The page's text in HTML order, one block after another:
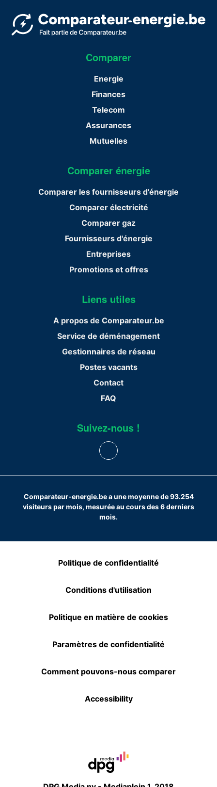
Comparer
Energie
Finances
Telecom
Assurances
Mutuelles
Comparer énergie
Comparer les fournisseurs d'énergie
Comparer électricité
Comparer gaz
Fournisseurs d'énergie
Entreprises
Promotions et offres
Liens utiles
A propos de Comparateur.be
Service de déménagement
Gestionnaires de réseau
Postes vacants
Contact
FAQ
Suivez-nous !
Comparateur-energie.be a une moyenne de 93.254
visiteurs par mois, mesurée au cours des 6 derniers
mois.
Politique de confidentialité
Conditions d'utilisation
Politique en matière de cookies
Paramètres de confidentialité
Comment pouvons-nous comparer
Accessibility